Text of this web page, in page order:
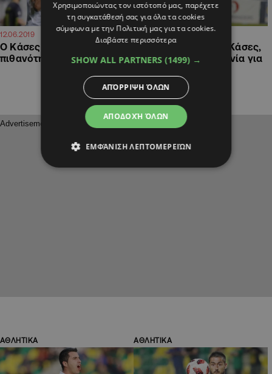
12.06.2019
Ο Κάσες μειώνει τις
πιθανότητες για Λαρένα
11.06.2019
Έκλεισε θετικά του Κάσες,
παράταση στην αγωνία για
ΑΘΛΗΤΙΚΑ ΑΘΛΗΤΙΚΑ
Χρησιμοποιώντας τον ιστότοπό μας, παρέχετε
τη συγκατάθεσή σας για όλα τα cookies
σύμφωνα με την Πολιτική μας για τα cookies.
Διαβάστε περισσότερα
SHOW ALL PARTNERS (1499) →
ΑΠΟΔΟΧΉ ΌΛΩΝ
ΑΠΌΡΡΙΨΗ ΌΛΩΝ
ΕΜΦΆΝΙΣΗ ΛΕΠΤΟΜΕΡΕΙΏΝ